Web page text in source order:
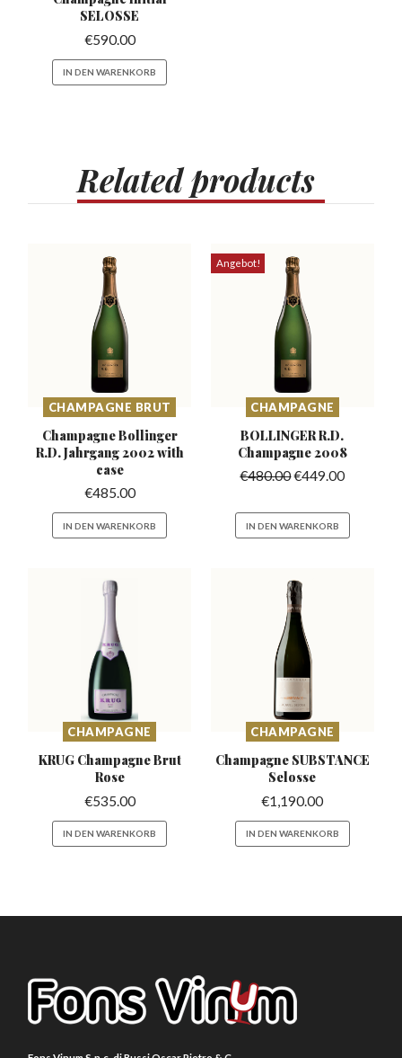
SELOSSE
€590.00
IN DEN WARENKORB
Relatedproducts
CHAMPAGNE BRUT
Champagne Bollinger
R.D.Jahrgang 2002 with
case
€485.00
IN DEN WARENKORB
Angebot!
CHAMPAGNE
BOLLINGER R.D.
Champagne 2008
€480.00€449.00
IN DEN WARENKORB
CHAMPAGNE
KRUG ChampagneBrut
Rose
€535.00
IN DEN WARENKORB
CHAMPAGNE
Champagne SUBSTANCE
Selosse
€1,190.00
IN DEN WARENKORB